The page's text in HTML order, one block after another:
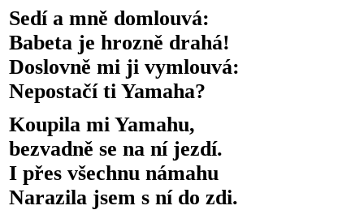
Sedí a mně domlouvá:
Babeta je hrozně drahá!
Doslovně mi ji vymlouvá:
Nepostačí ti Yamaha?
Koupila mi Yamahu,
bezvadně se na ní jezdí.
I přes všechnu námahu
Narazila jsem s ní do zdi.